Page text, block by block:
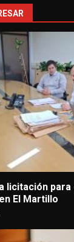
licitación
El Martillo